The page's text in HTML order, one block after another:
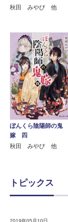
秋田 みやび 他
ぼんくら陰陽師の鬼
嫁 四
秋田 みやび 他
トピックス
2019年05月10日